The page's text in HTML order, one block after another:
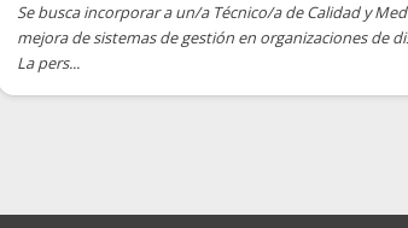
Se busca incorporar a un/a Técnico/a de Calidad y
mejora de sistemas de gestión en organizaciones de
La pers...